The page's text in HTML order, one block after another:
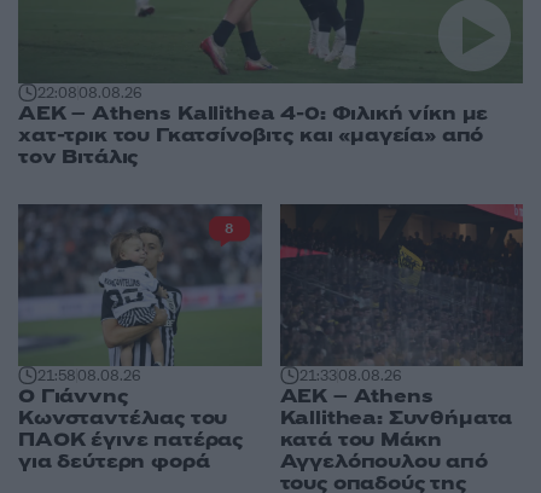
22:0808.08.26
ΑΕΚ – Athens Kallithea 4-0: Φιλική νίκη με
χατ-τρικ του Γκατσίνοβιτς και «μαγεία» από
τον Βιτάλις
21:5808.08.26
Ο Γιάννης
Κωνσταντέλιας του
ΠΑΟΚ έγινε πατέρας
για δεύτερη φορά
8
21:3308.08.26
ΑΕΚ – Athens
Kallithea: Συνθήματα
κατά του Μάκη
Αγγελόπουλου από
τους οπαδούς της